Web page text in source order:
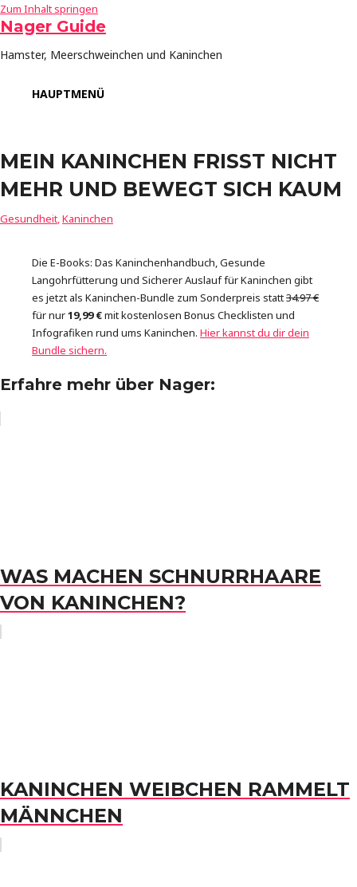
Zum Inhalt springen
Nager Guide
Hamster, Meerschweinchen und Kaninchen
HAUPTMENÜ
MEIN KANINCHEN FRISST NICHT
MEHR UND BEWEGT SICH KAUM
Gesundheit,Kaninchen
Die E-Books: Das Kaninchenhandbuch, Gesunde
Langohrfütterung und Sicherer Auslauf für Kaninchen gibt
es jetzt als Kaninchen-Bundle zum Sonderpreis statt34.97 €
für nur19,99 €mit kostenlosen Bonus Checklisten und
Infografiken rund ums Kaninchen. Hier kannst du dir dein
Bundle sichern.
Erfahre mehr über Nager:
WAS MACHEN SCHNURRHAARE
VON KANINCHEN?
KANINCHEN WEIBCHEN RAMMELT
MÄNNCHEN